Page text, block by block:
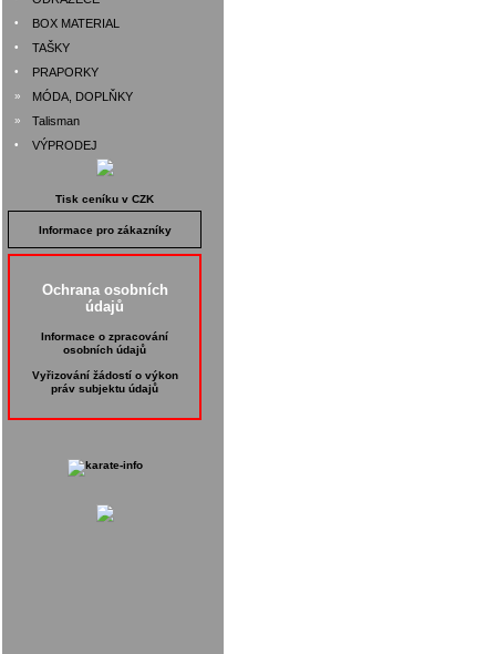
• BOX MATERIAL
• TAŠKY
• PRAPORKY
» MÓDA, DOPLŇKY
» Talisman
• VÝPRODEJ
Tisk ceníku v CZK
Informace pro zákazníky
Ochrana osobních
údajů
Informace o zpracování
osobních údajů
Vyřizování žádostí o výkon
práv subjektu údajů